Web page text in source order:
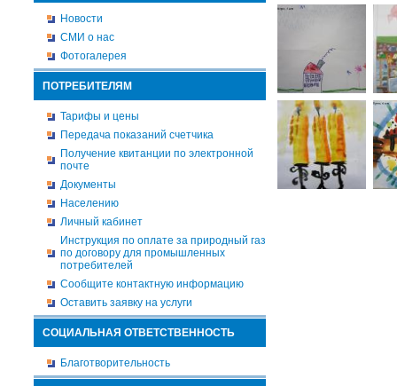
Новости
СМИ о нас
Фотогалерея
ПОТРЕБИТЕЛЯМ
Тарифы и цены
Передача показаний счетчика
Получение квитанции по электронной
почте
Документы
Населению
Личный кабинет
Инструкция по оплате за природный газ
по договору для промышленных
потребителей
Сообщите контактную информацию
Оставить заявку на услуги
СОЦИАЛЬНАЯ ОТВЕТСТВЕННОСТЬ
Благотворительность